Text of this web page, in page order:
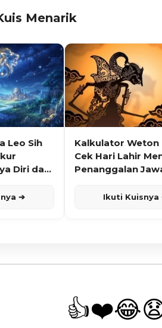
Menarik
Leo Sih
Diri dan
➔
Kalkulator Weton
Cek Hari Lahir
Penanggalan
Ikuti Kuisnya
👍❤️😂